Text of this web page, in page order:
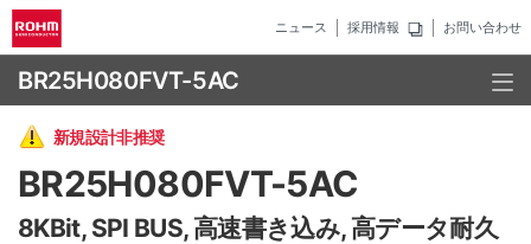
ニュース 採用情報 お問い合わせ
BR25H080FVT-5AC
新規設計非推奨
BR25H080FVT-5AC
8KBit, SPI BUS, 高速書き込み, 高データ耐久